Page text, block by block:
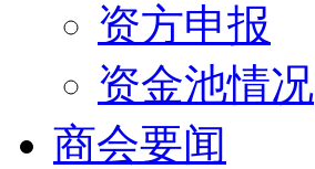
资方申报
资金池情况
商会要闻